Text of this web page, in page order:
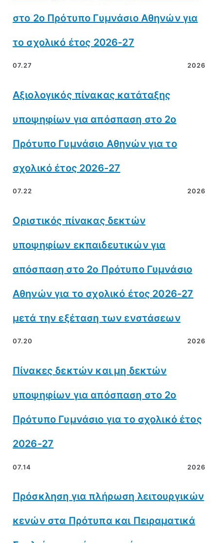
στο 2ο Πρότυπο Γυμνάσιο Αθηνών για
το σχολικό έτος 2026-27
07.27 2026
Αξιολογικός πίνακας κατάταξης
υποψηφίων για απόσπαση στο 2ο
Πρότυπο Γυμνάσιο Αθηνών για το
σχολικό έτος 2026-27
07.22 2026
Οριστικός πίνακας δεκτών
υποψηφίων εκπαιδευτικών για
απόσπαση στο 2ο Πρότυπο Γυμνάσιο
Αθηνών για το σχολικό έτος 2026-27
μετά την εξέταση των ενστάσεων
07.20 2026
Πίνακες δεκτών και μη δεκτών
υποψηφίων για απόσπαση στο 2ο
Πρότυπο Γυμνάσιο για το σχολικό έτος
2026-27
07.14 2026
Πρόσκληση για πλήρωση λειτουργικών
κενών στα Πρότυπα και Πειραματικά